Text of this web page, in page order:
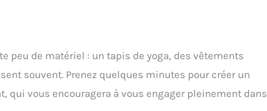
peu de matériel : un tapis de yoga, des vêtements
souvent. Prenez quelques minutes pour créer un
qui vous encouragera à vous engager pleinement dans